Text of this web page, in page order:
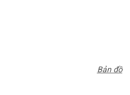
Bản đồ